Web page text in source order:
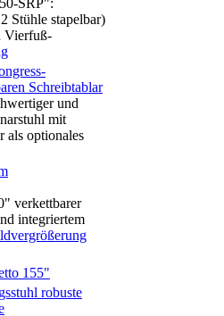
SRP":
Stühle stapelbar)
Vierfuß-
und
mit
als optionales
verkettbarer
integriertem
155"